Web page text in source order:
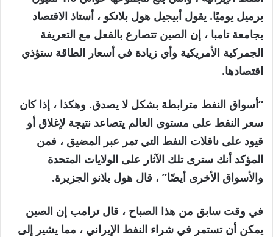
برميل يوميًا. يقول أبيجيل هول بلانكو ، أستاذ الاقتصاد
بجامعة تامبا ، إن الصين تتصارع بالفعل مع التعريفة
الجمركية الأمريكية وأي زيادة في أسعار الطاقة ستؤذي
اقتصادها.
“أسواق النفط مترابطة بشكل لا يصدق. وهكذا ، إذا كان
سعر النفط على مستوى العالم يتصاعد نتيجة لإغلاق أو
قيود على ناقلات النفط التي تمر عبر المضيق ، فمن
المؤكد أنك سترى تلك الآثار على الولايات المتحدة
والأسواق الأخرى أيضًا” ، قال هول بلانو الجزيرة.
في وقت سابق من هذا الصباح ، قال ترامب إن الصين
يمكن أن تستمر في شراء النفط الإيراني ، مما يشير إلى